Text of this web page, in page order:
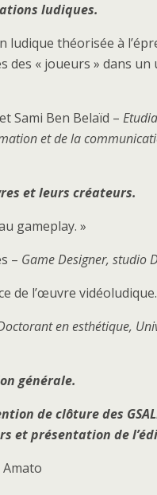
ludiques.
ludique théorisée à
des « joueurs » dans un
Sami Ben Belaïd –
et de la
et leurs créateurs.
gameplay. »
– Game Designer, studio
de l’œuvre
en esthétique,
générale.
de clôture des
et présentation de